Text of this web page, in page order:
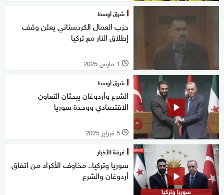
شرق أوسط
حزب العمال الكردستاني يعلن وقف
إطلاق النار مع تركيا
l 1 مارس 2025
شرق أوسط
الشرع وأردوغان يبحثان التعاون
الاقتصادي ووحدة سوريا
l 5 فبراير 2025
غرفة الأخبار
سوريا وتركيا.. مخاوف الأكراد من اتفاق
أردوغان والشرع